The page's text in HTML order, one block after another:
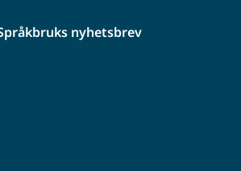
nyhetsbrev